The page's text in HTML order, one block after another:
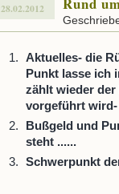
28.02.2012
Aktuelles- die
Punkt lasse ich
zählt wieder der
vorgeführt
Bußgeld und
steht ......
Schwerpunkt